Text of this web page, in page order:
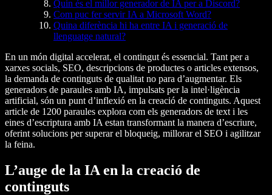
Quin és el millor generador de IA per a Discord?
Com puc fer servir IA a Microsoft Word?
Quina diferència hi ha entre IA i generació de
llenguatge natural?
En un món digital accelerat, el contingut és essencial. Tant per a
xarxes socials, SEO, descripcions de productes o articles extensos,
la demanda de continguts de qualitat no para d’augmentar. Els
generadors de paraules amb IA, impulsats per la intel·ligència
artificial, són un punt d’inflexió en la creació de continguts. Aquest
article de 1200 paraules explora com els generadors de text i les
eines d’escriptura amb IA estan transformant la manera d’escriure,
oferint solucions per superar el bloqueig, millorar el SEO i agilitzar
la feina.
L’auge de la IA en la creació de
continguts